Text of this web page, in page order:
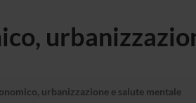
urbanizzazione e salute mentale